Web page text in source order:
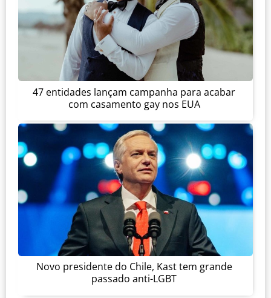
47 entidades lançam campanha para acabar
com casamento gay nos EUA
Novo presidente do Chile, Kast tem grande
passado anti-LGBT